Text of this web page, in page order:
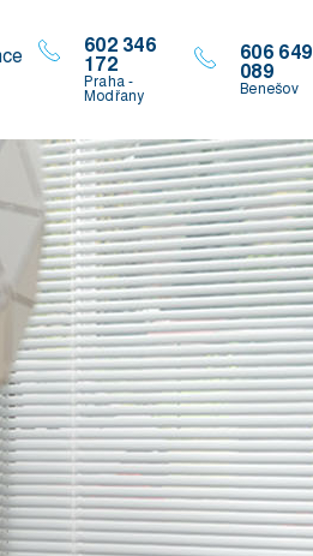
602 346
172
Praha -
Modřany
606 649
089
Benešov